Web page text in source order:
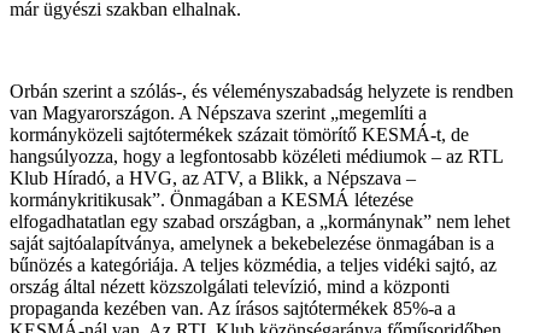
már ügyészi szakban elhalnak.
Orbán szerint a szólás-, és véleményszabadság helyzete is rendben
van Magyarországon. A Népszava szerint „megemlíti a
kormányközeli sajtótermékek százait tömörítő KESMÁ-t, de
hangsúlyozza, hogy a legfontosabb közéleti médiumok – az RTL
Klub Híradó, a HVG, az ATV, a Blikk, a Népszava –
kormánykritikusak”. Önmagában a KESMÁ létezése
elfogadhatatlan egy szabad országban, a „kormánynak” nem lehet
saját sajtóalapítványa, amelynek a bekebelezése önmagában is a
bűnözés a kategóriája. A teljes közmédia, a teljes vidéki sajtó, az
ország által nézett közszolgálati televízió, mind a központi
propaganda kezében van. Az írásos sajtótermékek 85%-a a